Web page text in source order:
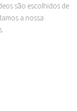
são escolhidos de
a nossa